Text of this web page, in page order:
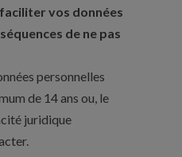
vos données
de ne pas
personnelles
de 14 ans ou, le
juridique